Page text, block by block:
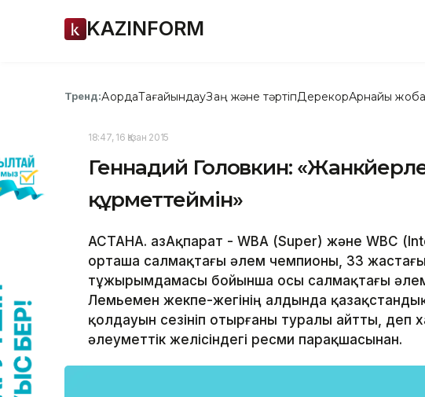
KAZINFORM
Тренд:АқордаТағайындауЗаң және тәртіпДерекқорАрнайы жоба
18:47, 16 Қазан 2015
Геннадий Головкин:
құрметтеймін»
АСТАНА. ҚазАқпарат - WBA (Super) және WBC
орташа салмақтағы әлем чемпионы, 33 жастағы
тұжырымдамасы бойынша осы салмақтағы
Лемьемен жекпе-жегінің алдында
қолдауын сезініп отырғаны туралы айтты, деп
әлеуметтік желісіндегі ресми парақшасынан.